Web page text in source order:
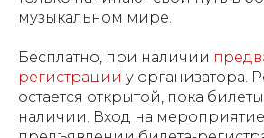
музыкальном мире.
Бесплатно, при наличии
регистрации у организатора.
остается открытой, пока
наличии. Вход на